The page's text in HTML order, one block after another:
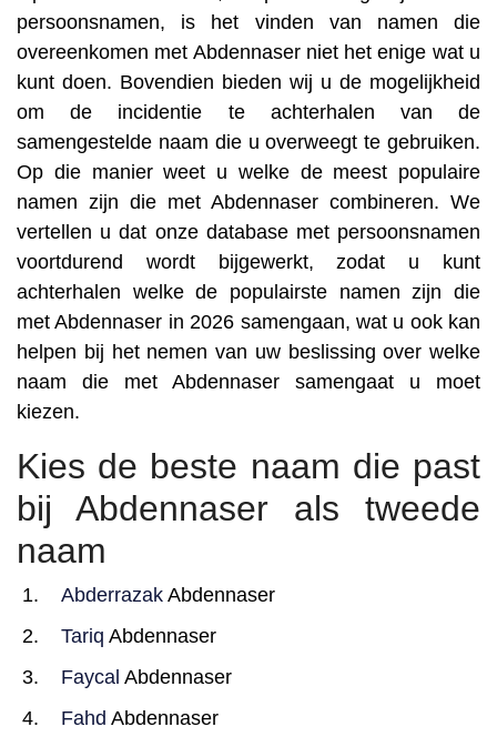
persoonsnamen, is het vinden van namen die
overeenkomen met Abdennaser niet het enige wat u
kunt doen. Bovendien bieden wij u de mogelijkheid
om de incidentie te achterhalen van de
samengestelde naam die u overweegt te gebruiken.
Op die manier weet u welke de meest populaire
namen zijn die met Abdennaser combineren. We
vertellen u dat onze database met persoonsnamen
voortdurend wordt bijgewerkt, zodat u kunt
achterhalen welke de populairste namen zijn die
met Abdennaser in 2026 samengaan, wat u ook kan
helpen bij het nemen van uw beslissing over welke
naam die met Abdennaser samengaat u moet
kiezen.
Kies de beste naam die past
bij Abdennaser als tweede
naam
Abderrazak Abdennaser
Tariq Abdennaser
Faycal Abdennaser
Fahd Abdennaser